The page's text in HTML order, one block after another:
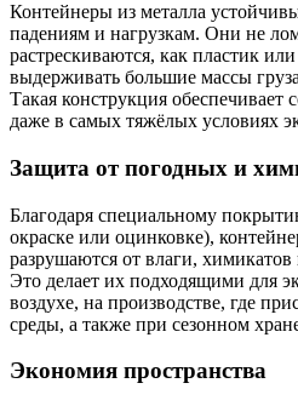
Контейнеры из металла
падениям и нагрузкам. Они не
растрескиваются, как пластик
выдерживать большие массы
Такая конструкция обеспечивает
даже в самых тяжёлых условиях
Защита от погодных и
Благодаря специальному
окраске или оцинковке),
разрушаются от влаги,
Это делает их подходящими для
воздухе, на производстве, где
среды, а также при сезонном
Экономия пространства